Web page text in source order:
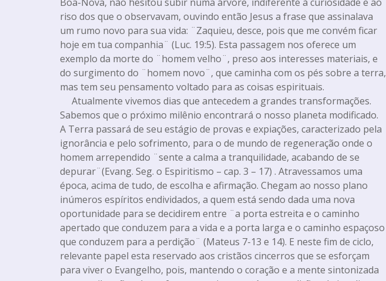
riso dos que o observavam, ouvindo então Jesus a frase que assinalava
um rumo novo para sua vida: ¨Zaquieu, desce, pois que me convém ficar
hoje em tua companhia¨ (Luc. 19:5). Esta passagem nos oferece um
exemplo da morte do ¨homem velho¨, preso aos interesses materiais, e
do surgimento do ¨homem novo¨, que caminha com os pés sobre a terra,
mas tem seu pensamento voltado para as coisas espirituais.
Atualmente vivemos dias que antecedem a grandes transformações.
Sabemos que o próximo milênio encontrará o nosso planeta modificado.
A Terra passará de seu estágio de provas e expiações, caracterizado pela
ignorância e pelo sofrimento, para o de mundo de regeneração onde o
homem arrependido ¨sente a calma a tranquilidade, acabando de se
depurar¨(Evang. Seg. o Espiritismo – cap. 3 – 17) . Atravessamos uma
época, acima de tudo, de escolha e afirmação. Chegam ao nosso plano
inúmeros espíritos endividados, a quem está sendo dada uma nova
oportunidade para se decidirem entre ¨a porta estreita e o caminho
apertado que conduzem para a vida e a porta larga e o caminho espaçoso
que conduzem para a perdição¨ (Mateus 7-13 e 14). E neste fim de ciclo,
relevante papel esta reservado aos cristãos cincerros que se esforçam
para viver o Evangelho, pois, mantendo o coração e a mente sintonizada